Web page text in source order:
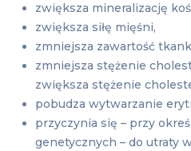
zwiększa mineralizację
zwiększa siłę mięśni,
zmniejsza zawartość
zmniejsza stężenie
zwiększa stężenie
pobudza wytwarzanie
przyczynia się – przy
genetycznych – do utraty